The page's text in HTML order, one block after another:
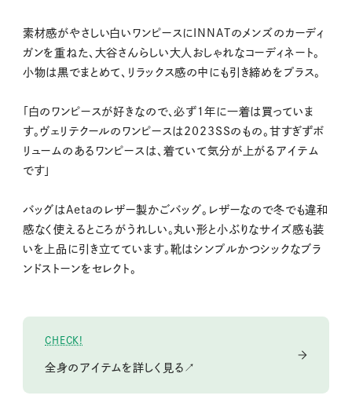
素材感がやさしい白いワンピースにINNATのメンズのカーディ
ガンを重ねた、大谷さんらしい大人おしゃれなコーディネート。
小物は黒でまとめて、リラックス感の中にも引き締めをプラス。
「白のワンピースが好きなので、必ず１年に一着は買っていま
す。ヴェリテクールのワンピースは2023SSのもの。甘すぎずボ
リュームのあるワンピースは、着ていて気分が上がるアイテム
です」
バッグはAetaのレザー製かごバッグ。レザーなので冬でも違和
感なく使えるところがうれしい。丸い形と小ぶりなサイズ感も装
いを上品に引き立てています。靴はシンプルかつシックなブラ
ンドストーンをセレクト。
CHECK!
全身のアイテムを詳しく見る↗